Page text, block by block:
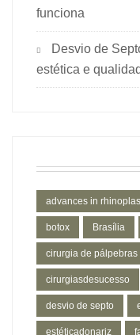
funciona
Desvio de
estética e
advances in
botox Brasília
cirurgia de pálpebras
cirurgiasdesucesso
desvio de septo
estéticadonariz